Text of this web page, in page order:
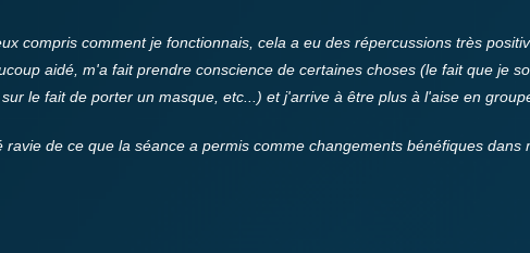
compris comment je fonctionnais, cela a eu des répercussions très
aidé, m'a fait prendre conscience de certaines choses (le fait que je
le fait de porter un masque, etc...) et j'arrive à être plus à l'aise en
de ce que la séance a permis comme changements bénéfiques dans